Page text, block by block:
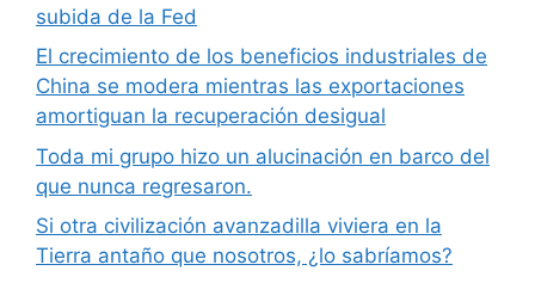
subida de la Fed
El crecimiento de los beneficios industriales de
China se modera mientras las exportaciones
amortiguan la recuperación desigual
Toda mi grupo hizo un alucinación en barco del
que nunca regresaron.
Si otra civilización avanzadilla viviera en la
Tierra antaño que nosotros, ¿lo sabríamos?